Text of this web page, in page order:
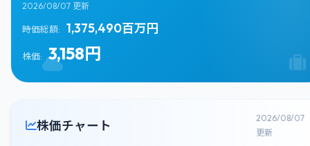
2026/08/07 更新
時価総額: 1,375,490百万円
株価: 3,158円
株価チャート
2026/08/07
更新